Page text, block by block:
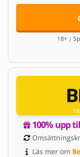
18+ |
100% upp
Läs mer om